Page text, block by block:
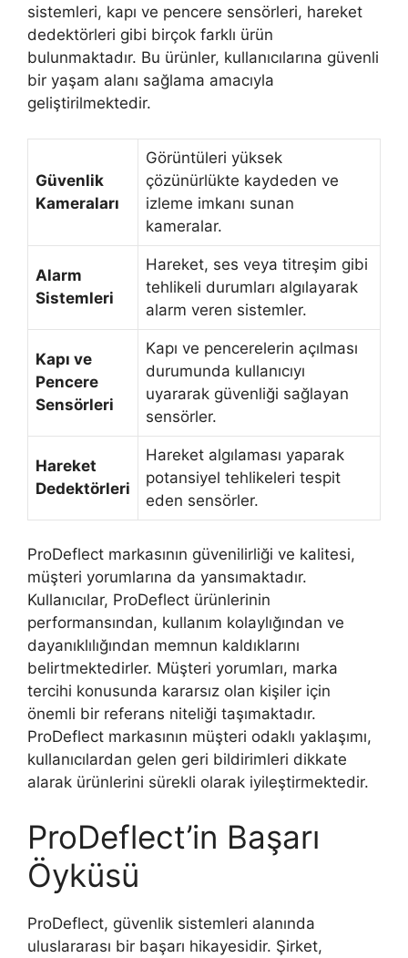
sistemleri, kapı ve pencere sensörleri, hareket
dedektörleri gibi birçok farklı ürün
bulunmaktadır. Bu ürünler, kullanıcılarına güvenli
bir yaşam alanı sağlama amacıyla
geliştirilmektedir.
Güvenlik
Kameraları
Görüntüleri yüksek
çözünürlükte kaydeden ve
izleme imkanı sunan
kameralar.
Alarm
Sistemleri
Hareket, ses veya titreşim gibi
tehlikeli durumları algılayarak
alarm veren sistemler.
Kapı ve
Pencere
Sensörleri
Kapı ve pencerelerin açılması
durumunda kullanıcıyı
uyararak güvenliği sağlayan
sensörler.
Hareket
Dedektörleri
Hareket algılaması yaparak
potansiyel tehlikeleri tespit
eden sensörler.
ProDeflect markasının güvenilirliği ve kalitesi,
müşteri yorumlarına da yansımaktadır.
Kullanıcılar, ProDeflect ürünlerinin
performansından, kullanım kolaylığından ve
dayanıklılığından memnun kaldıklarını
belirtmektedirler. Müşteri yorumları, marka
tercihi konusunda kararsız olan kişiler için
önemli bir referans niteliği taşımaktadır.
ProDeflect markasının müşteri odaklı yaklaşımı,
kullanıcılardan gelen geri bildirimleri dikkate
alarak ürünlerini sürekli olarak iyileştirmektedir.
ProDeflect’in Başarı
Öyküsü
ProDeflect, güvenlik sistemleri alanında
uluslararası bir başarı hikayesidir. Şirket,